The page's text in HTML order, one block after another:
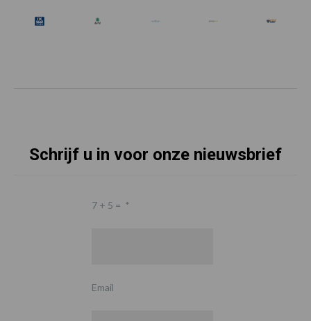
Schrijf u in voor onze nieuwsbrief
7 + 5 = *
Email